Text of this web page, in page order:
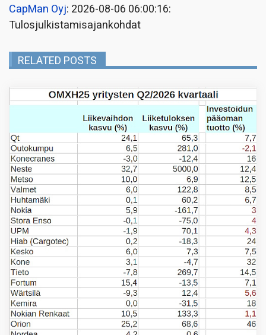
CapMan Oyj: 2026-08-06 06:00:16:
Tulosjulkistamisajankohdat
RELATED POSTS